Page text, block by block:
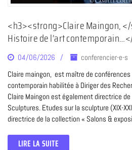
<h3><strong>Claire Maingon,
Histoire de l’art
04/06/2026
conferencier-e-s
Claire maingon, est maître de conférences
contemporain habilitée à Diriger des
Claire Maingon est également directrice
Sculptures. Etudes sur la sculpture (XIX-
directrice de la collection « Salons &
LIRE LA SUITE